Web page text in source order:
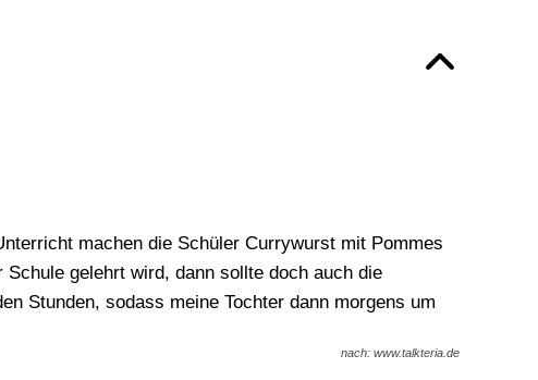
machen die Schüler Currywurst mit Pommes
gelehrt wird, dann sollte doch auch die
Stunden, sodass meine Tochter dann morgens um
nach: www.talkteria.de